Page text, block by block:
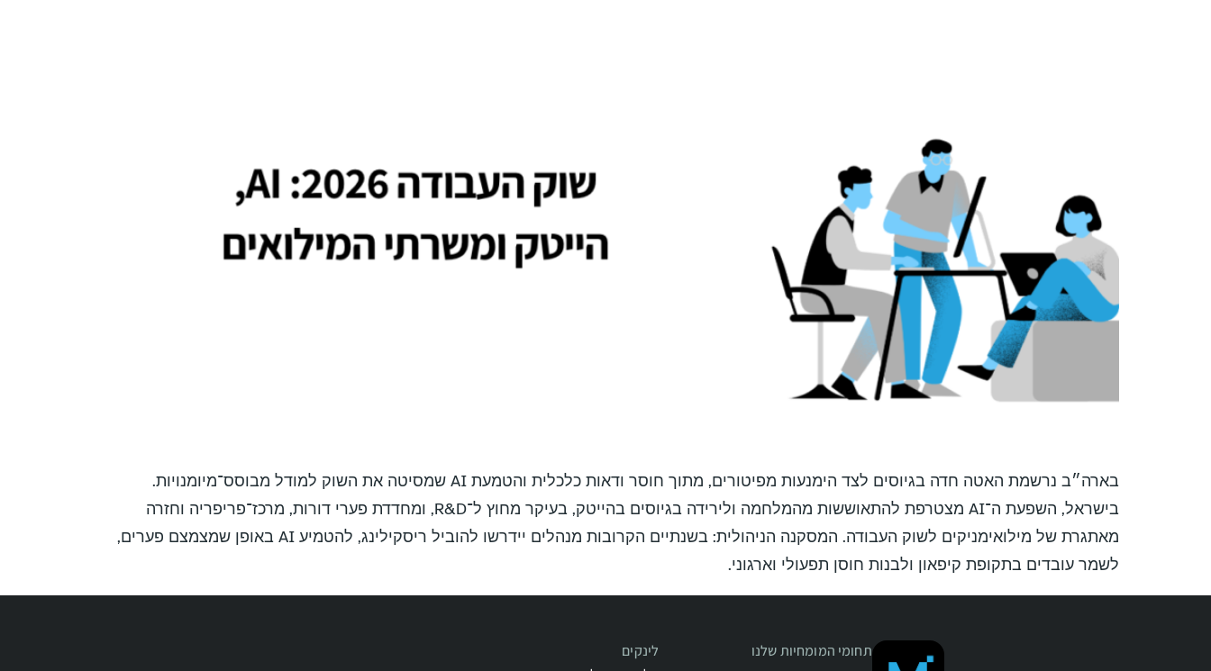
בארה״ב נרשמת האטה חדה בגיוסים לצד הימנעות מפיטורים, מתוך חוסר ודאות כלכלית והטמעת AI שמסיטה את השוק למודל מבוסס־מיומנויות.
בישראל, השפעת ה־AI מצטרפת להתאוששות מהמלחמה ולירידה בגיוסים בהייטק, בעיקר מחוץ ל־R&D, ומחדדת פערי דורות, מרכז־פריפריה וחזרה
מאתגרת של מילואימניקים לשוק העבודה. המסקנה הניהולית: בשנתיים הקרובות מנהלים יידרשו להוביל ריסקילינג, להטמיע AI באופן שמצמצם פערים,
לשמר עובדים בתקופת קיפאון ולבנות חוסן תפעולי וארגוני.
תחומי המומחיות שלנו לינקים